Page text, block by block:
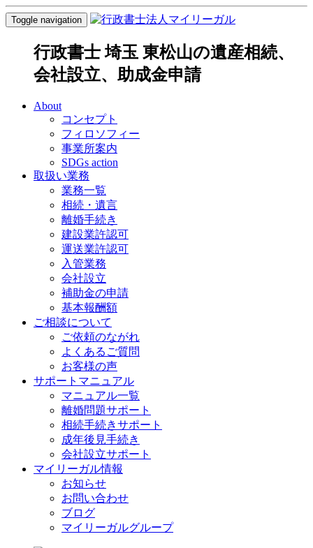
Toggle navigation
行政書士 埼玉 東松山の遺産相続、
会社設立、助成金申請
About
コンセプト
フィロソフィー
事業所案内
SDGs action
取扱い業務
業務一覧
相続・遺言
離婚手続き
建設業許認可
運送業許認可
入管業務
会社設立
補助金の申請
基本報酬額
ご相談について
ご依頼のながれ
よくあるご質問
お客様の声
サポートマニュアル
マニュアル一覧
離婚問題サポート
相続手続きサポート
成年後見手続き
会社設立サポート
マイリーガル情報
お知らせ
お問い合わせ
ブログ
マイリーガルグループ